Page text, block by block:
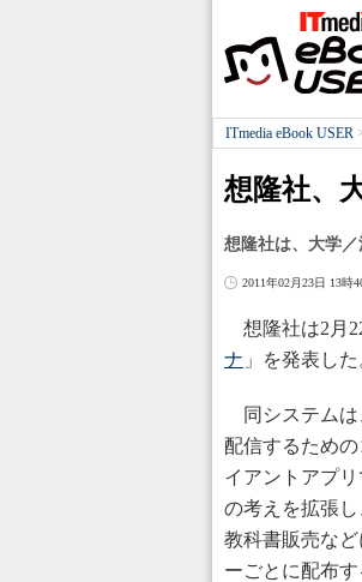
ITmedia eBook USER
想隆社、
想隆社は、大学
2011年02月23日 13時
想隆社は2月
ナ 」を発表した
同システムは
配信するための
イアントアプ
の考えを拡張
教科書販売な
ーごとに配布